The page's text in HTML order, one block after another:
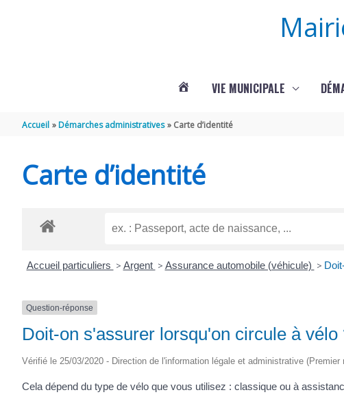
VIE MUNICIPALE
Accueil Démarches administratives Carte d’identité
Carte d’identité
Accueil particuliers > Argent > Assurance automobile (véhicule) >
Question-réponse
Doit-on s'assurer lorsqu'on circule à vélo
Vérifié le 25/03/2020 - Direction de l'information légale et administrative (Premier
Cela dépend du type de vélo que vous utilisez : classique ou à